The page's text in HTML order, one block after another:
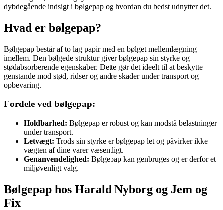
dybdegående indsigt i bølgepap og hvordan du bedst udnytter det.
Hvad er bølgepap?
Bølgepap består af to lag papir med en bølget mellemlægning
imellem. Den bølgede struktur giver bølgepap sin styrke og
stødabsorberende egenskaber. Dette gør det ideelt til at beskytte
genstande mod stød, ridser og andre skader under transport og
opbevaring.
Fordele ved bølgepap:
Holdbarhed: Bølgepap er robust og kan modstå belastninger
under transport.
Letvægt: Trods sin styrke er bølgepap let og påvirker ikke
vægten af dine varer væsentligt.
Genanvendelighed: Bølgepap kan genbruges og er derfor et
miljøvenligt valg.
Bølgepap hos Harald Nyborg og Jem og
Fix